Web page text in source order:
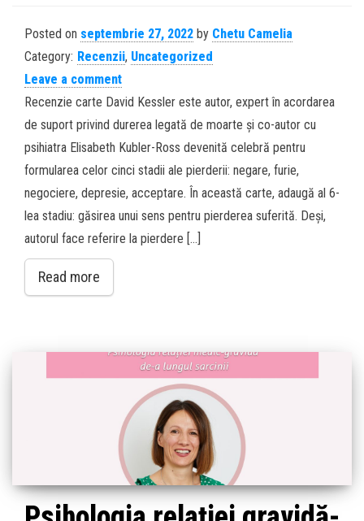
Posted on septembrie 27, 2022 by Chetu Camelia
Category: Recenzii, Uncategorized
Leave a comment
Recenzie carte David Kessler este autor, expert în acordarea
de suport privind durerea legată de moarte și co-autor cu
psihiatra Elisabeth Kubler-Ross devenită celebră pentru
formularea celor cinci stadii ale pierderii: negare, furie,
negociere, depresie, acceptare. În această carte, adaugă al 6-
lea stadiu: găsirea unui sens pentru pierderea suferită. Deși,
autorul face referire la pierdere […]
Read more